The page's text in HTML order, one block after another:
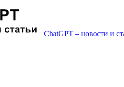
ChatGPT – новости и